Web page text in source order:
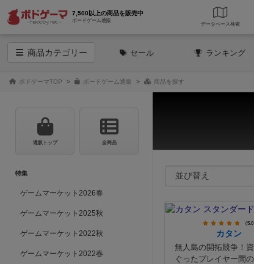
7,500以上の商品を販売中
ボードゲーム通販
データベース
商品カテゴリー セール ランキング
ボドゲーマTOP ボードゲーム通販 商品を探す
（5.0
カタン
無人島の開拓競争！
ぐったプレイヤー間
通販トップ 全商品
特集
ゲームマーケット2026春
ゲームマーケット2025秋
ゲームマーケット2022秋
ゲームマーケット2022春